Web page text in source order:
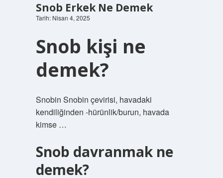
Snob Erkek Ne Demek
Tarih: Nisan 4, 2025
Snob kişi ne
demek?
Snobin Snobin çevirisi, havadaki
kendiliğinden -hürünlik/burun, havada
kimse …
Snob davranmak ne
demek?